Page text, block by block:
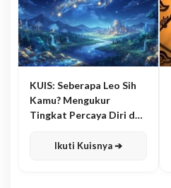
KUIS: Seberapa Leo Sih
Kamu? Mengukur
Tingkat Percaya Diri dan
Ikuti Kuisnya ➔